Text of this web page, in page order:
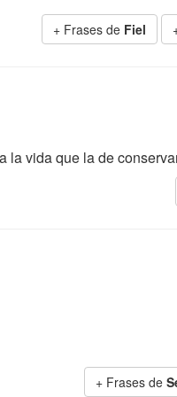
+ Frases de Fiel
la vida que la de
+ Frases de